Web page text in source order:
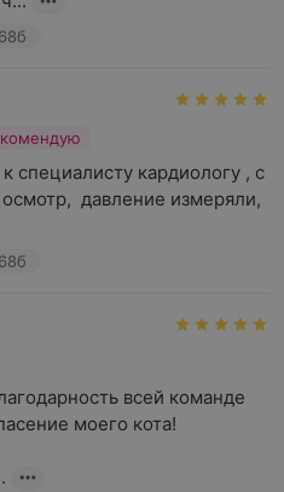
специалисту кардиологу , с
давление измеряли,
всей команде
моего кота!